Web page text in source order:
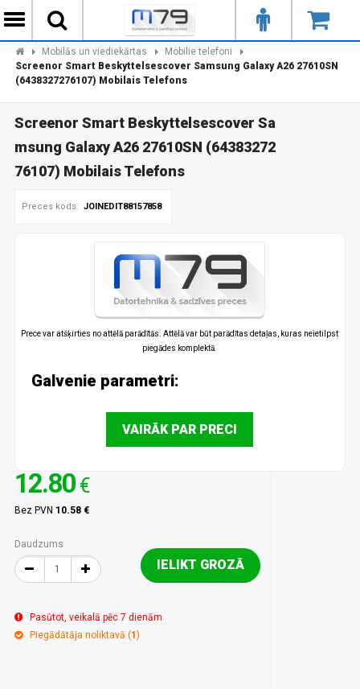
Mobilās un viediekārtas
Mobilie telefoni
Screenor Smart Beskyttelsescover Samsung Galaxy A26 27610SN
(6438327276107) Mobilais Telefons
Screenor Smart Beskyttelsescover Sa
msung Galaxy A26 27610SN (64383272
76107) Mobilais Telefons
Preces kods: JOINEDIT88157858
Prece var atšķirties no attēlā parādītās. Attēlā var būt parādītas detaļas, kuras neietilpst
piegādes komplektā.
Galvenie parametri:
VAIRĀK PAR PRECI
12.80 €
Bez PVN 10.58 €
Daudzums
IELIKT GROZĀ
Pasūtot, veikalā pēc 7 dienām
Piegādātāja noliktavā (1 )